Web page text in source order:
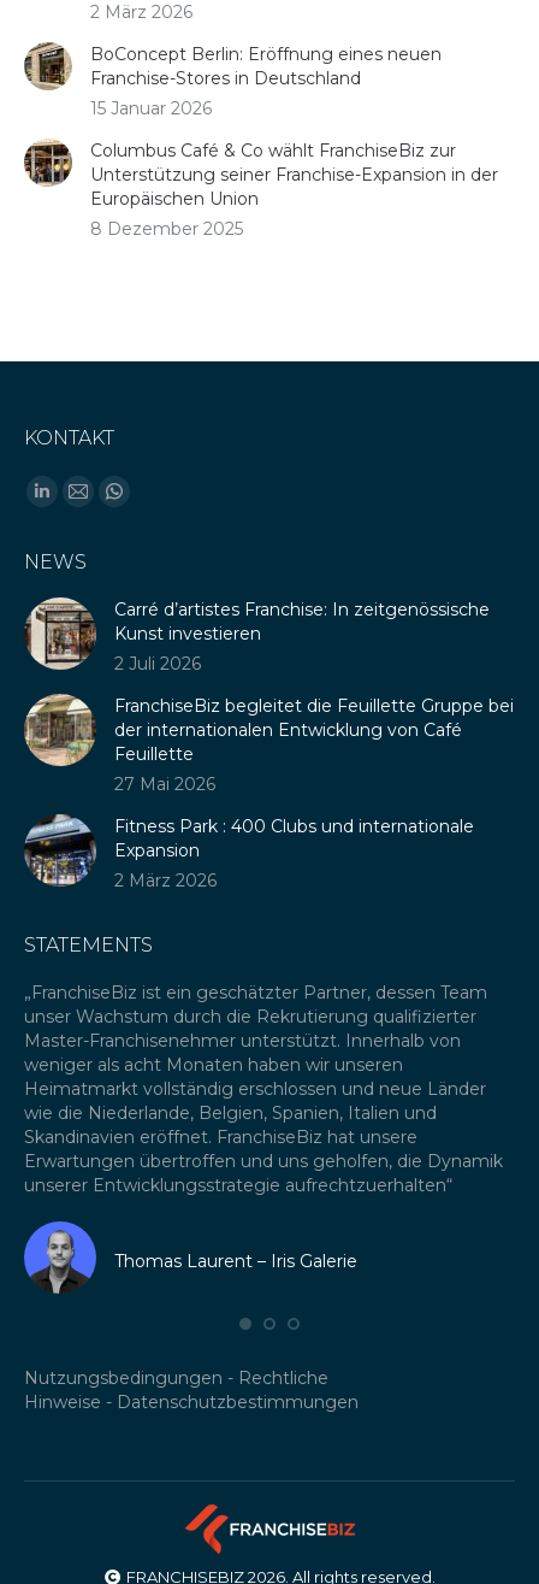
2 März 2026
BoConcept Berlin: Eröffnung eines neuen
Franchise-Stores in Deutschland
15 Januar 2026
Columbus Café & Co wählt FranchiseBiz zur
Unterstützung seiner Franchise-Expansion in der
Europäischen Union
8 Dezember 2025
KONTAKT
Finden Sie uns auf:
Linkedin
opens
in
new
window
E-
page
opens
in
new
window
Whatsapp
in
new
window
NEWS
Carré d’artistes Franchise: In zeitgenössische
Kunst investieren
2 Juli 2026
FranchiseBiz begleitet die Feuillette Gruppe bei
der internationalen Entwicklung von Café
Feuillette
27 Mai 2026
Fitness Park : 400 Clubs und internationale
Expansion
2 März 2026
STATEMENTS
„FranchiseBiz ist ein geschätzter Partner, dessen Team
unser Wachstum durch die Rekrutierung qualifizierter
Master-Franchisenehmer unterstützt. Innerhalb von
weniger als acht Monaten haben wir unseren
Heimatmarkt vollständig erschlossen und neue Länder
wie die Niederlande, Belgien, Spanien, Italien und
Skandinavien eröffnet. FranchiseBiz hat unsere
Erwartungen übertroffen und uns geholfen, die Dynamik
unserer Entwicklungsstrategie aufrechtzuerhalten“
Thomas Laurent – Iris Galerie
Nutzungsbedingungen - Rechtliche
Hinweise - Datenschutzbestimmungen
FRANCHISEBIZ 2026. All rights reserved.